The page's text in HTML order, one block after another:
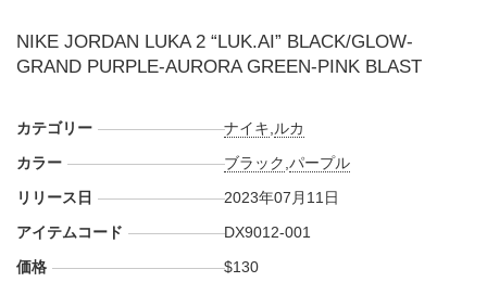
NIKE JORDAN LUKA 2 “LUK.AI” BLACK/GLOW-
GRAND PURPLE-AURORA GREEN-PINK BLAST
カテゴリー ナイキ ルカ
カラー
ブラック ,パープル
リリース日
2023年07月11日
アイテムコード
DX9012-001
価格
$130